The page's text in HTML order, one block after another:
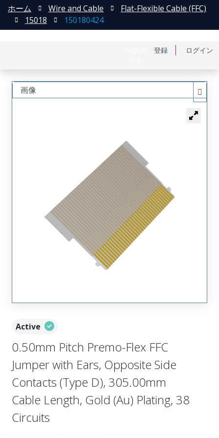
登録 ログイン
ホーム Wire and Cable
Flat-Flexible Cable (FFC)
15018
150180424
Active
0.50mm Pitch Premo-Flex FFC
Jumper with Ears, Opposite Side
Contacts (Type D), 305.00mm
Cable Length, Gold (Au) Plating, 38
Circuits
画像